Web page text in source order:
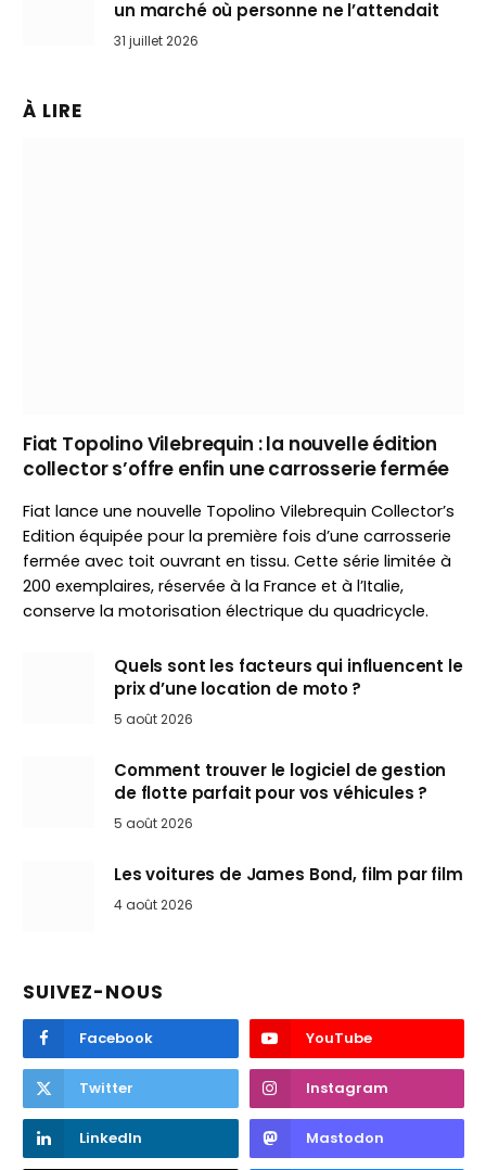
un marché où personne ne l’attendait
31 juillet 2026
À LIRE
Fiat Topolino Vilebrequin : la nouvelle édition
collector s’offre enfin une carrosserie fermée
Fiat lance une nouvelle Topolino Vilebrequin Collector’s
Edition équipée pour la première fois d’une carrosserie
fermée avec toit ouvrant en tissu. Cette série limitée à
200 exemplaires, réservée à la France et à l’Italie,
conserve la motorisation électrique du quadricycle.
Quels sont les facteurs qui influencent le
prix d’une location de moto ?
5 août 2026
Comment trouver le logiciel de gestion
de flotte parfait pour vos véhicules ?
5 août 2026
Les voitures de James Bond, film par film
4 août 2026
SUIVEZ-NOUS
Facebook YouTube
Twitter Instagram
LinkedIn Mastodon